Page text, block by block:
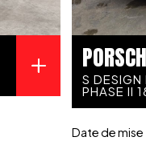
PLUS
S
PHASE II
Date de mise